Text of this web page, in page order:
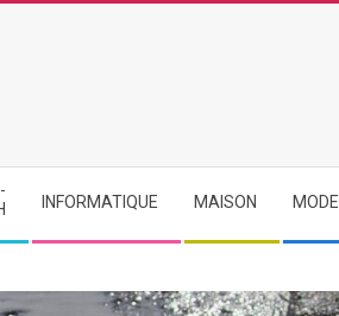
INFORMATIQUE MAISON MODE